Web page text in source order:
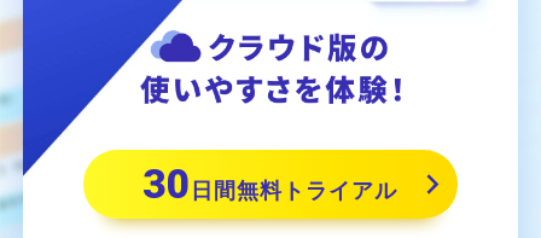
30日間無料トライアル